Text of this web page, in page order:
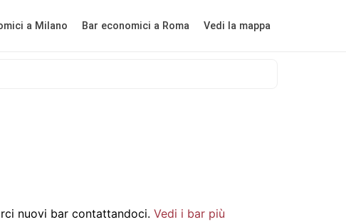
a Milano Bar economici a Roma Vedi la mappa
nuovi bar contattandoci. Vedi i bar più